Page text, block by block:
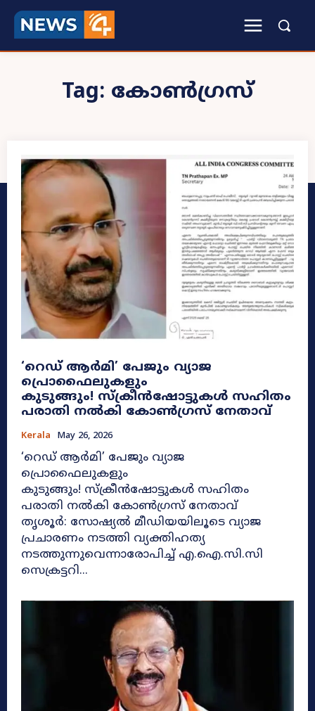
Tag: കോൺഗ്രസ്
​‘റെഡ് ആർമി’ പേജും വ്യാജ
പ്രൊഫൈലുകളും
കുടുങ്ങും! സ്ക്രീൻഷോട്ടുകൾ സഹിതം
പരാതി നൽകി കോൺഗ്രസ് നേതാവ്
Kerala May 26, 2026
​‘റെഡ് ആർമി’ പേജും വ്യാജ
പ്രൊഫൈലുകളും
കുടുങ്ങും! സ്ക്രീൻഷോട്ടുകൾ സഹിതം
പരാതി നൽകി കോൺഗ്രസ് നേതാവ്
തൃശൂർ: സോഷ്യൽ മീഡിയയിലൂടെ വ്യാജ
പ്രചാരണം നടത്തി വ്യക്തിഹത്യ
നടത്തുന്നുവെന്നാരോപിച്ച് എ.ഐ.സി.സി
സെക്രട്ടറി...